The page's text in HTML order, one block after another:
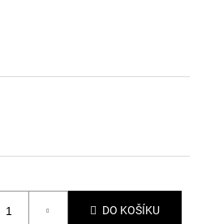
DO KOŠÍKU